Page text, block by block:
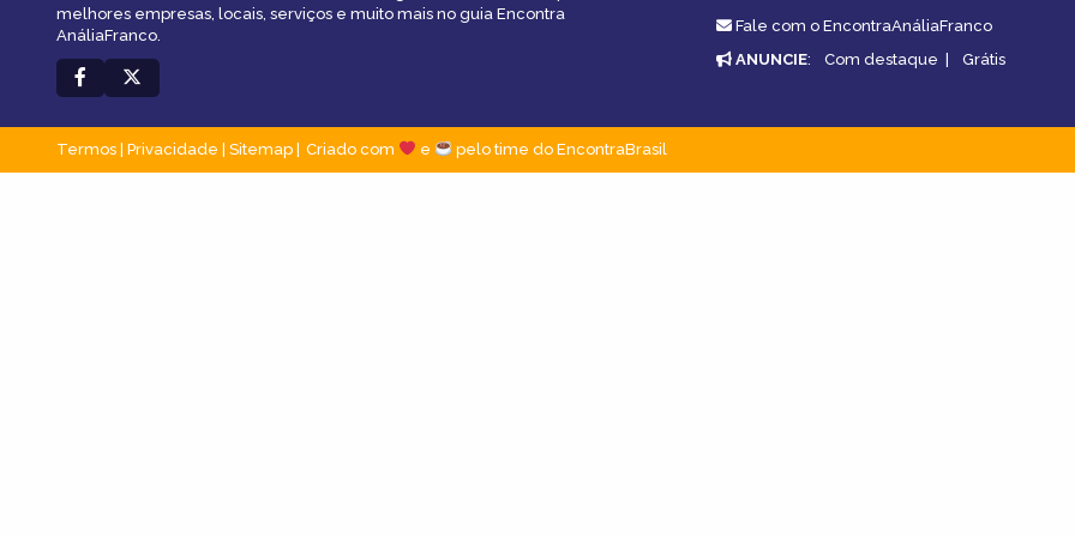
melhores empresas, locais, serviços e muito mais no guia Encontra
AnáliaFranco.
Fale com o EncontraAnáliaFranco
ANUNCIE: Com destaque | Grátis
Termos | Privacidade | Sitemap Criado com e pelo time do EncontraBrasil